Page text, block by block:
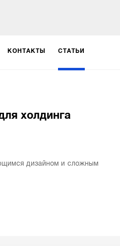
КОНТАКТЫ СТАТЬИ
холдинга
дизайном и сложным